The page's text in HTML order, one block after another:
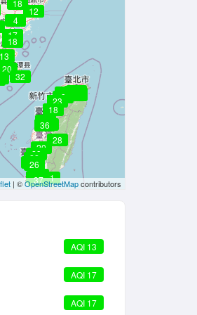
28
19
21
33
26
26
13
44
17
20
36
29
29
18
37
18
26
22
10
20
30
4
23
36
20
8
18
32
28
12
| ©OpenStreetMapcontributors
AQI 13
AQI 17
AQI 17